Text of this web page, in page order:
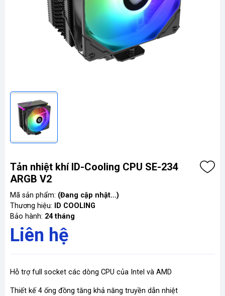
Tản nhiệt khí ID-Cooling CPU SE-234
ARGB V2
Mã sản phẩm: (Đang cập nhật...)
Thương hiệu:
ID COOLING
Bảo hành: 24 tháng
Liên hệ
Hỗ trợ full socket các dòng CPU của Intel và AMD
Thiết kế 4 ống đồng tăng khả năng truyền dẫn nhiệt